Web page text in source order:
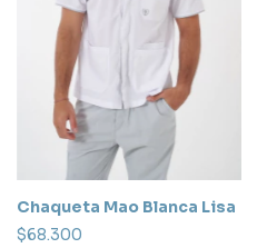
Chaqueta Mao Blanca Lisa
$68.300